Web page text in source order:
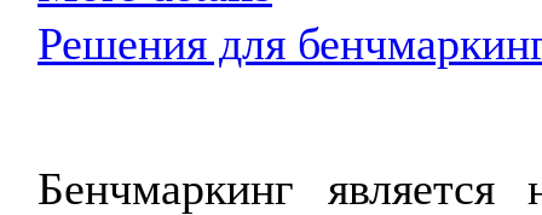
Решения для
Бенчмаркинг является